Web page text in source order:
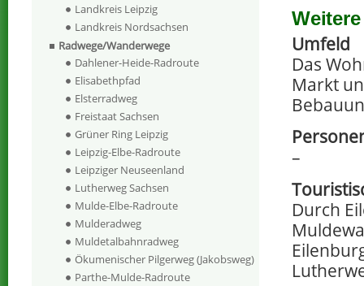
Umfeld
Das
Markt
–
Durch
Landkreis Leipzig
Landkreis Nordsachsen
Radwege/Wanderwege
Dahlener-Heide-Radroute
Elisabethpfad
Elsterradweg
Freistaat Sachsen
Grüner Ring Leipzig
Leipzig-Elbe-Radroute
Leipziger Neuseenland
Lutherweg Sachsen
Mulde-Elbe-Radroute
Mulderadweg
Muldetalbahnradweg
Ökumenischer Pilgerweg (Jakobsweg)
Parthe-Mulde-Radroute